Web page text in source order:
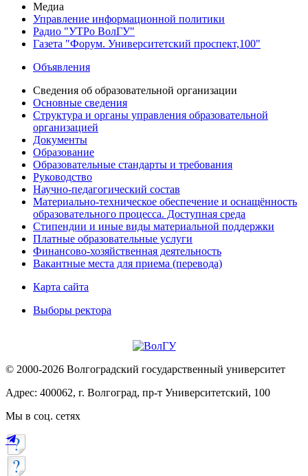
Медиа
Управление информационной политики
Радио "УТРо ВолГУ"
Газета "Форум. Университетский проспект,100"
Объявления
Сведения об образовательной организации
Основные сведения
Структура и органы управления образовательной
организацией
Документы
Образование
Образовательные стандарты и требования
Руководство
Научно-педагогический состав
Материально-техническое обеспечение и оснащённость
образовательного процесса. Доступная среда
Стипендии и иные виды материальной поддержки
Платные образовательные услуги
Финансово-хозяйственная деятельность
Вакантные места для приема (перевода)
Карта сайта
Выборы ректора
© 2000-2026 Волгоградский государственный университет
Адрес: 400062, г. Волгоград, пр-т Университетский, 100
Мы в соц. сетях